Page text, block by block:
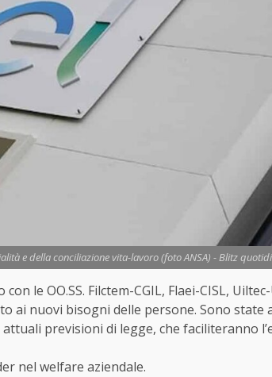
e della conciliazione vita-lavoro (foto ANSA) - Blitz
le OO.SS. Filctem-CGIL, Flaei-CISL,
ai nuovi bisogni delle persone. Sono state
previsioni di legge, che faciliteranno
nel welfare aziendale.